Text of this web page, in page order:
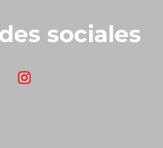
sociales